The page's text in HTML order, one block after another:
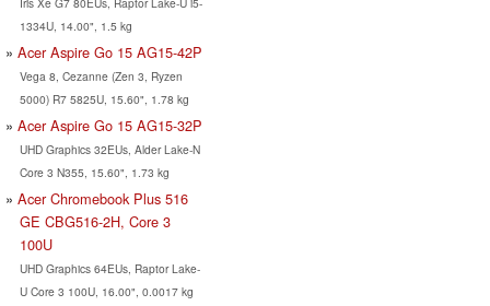
1334U, 14.00", 1.5 kg
Acer Aspire Go 15 AG15-42P
Vega 8, Cezanne (Zen 3, Ryzen
5000) R7 5825U, 15.60", 1.78 kg
Acer Aspire Go 15 AG15-32P
UHD Graphics 32EUs, Alder Lake-N
Core 3 N355, 15.60", 1.73 kg
Acer Chromebook Plus 516
GE CBG516-2H, Core 3
100U
UHD Graphics 64EUs, Raptor Lake-
U Core 3 100U, 16.00", 0.0017 kg